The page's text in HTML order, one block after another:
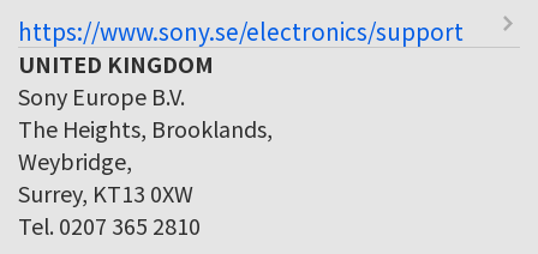
https://www.sony.se/electronics/support
UNITED KINGDOM
Sony Europe B.V.
The Heights, Brooklands,
Weybridge,
Surrey, KT13 0XW
Tel. 0207 365 2810